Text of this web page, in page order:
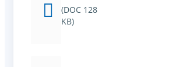
(DOC 128
KB)